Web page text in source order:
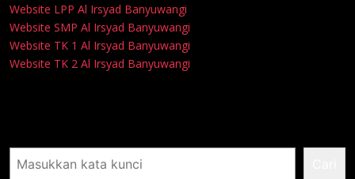
Website LPP Al Irsyad Banyuwangi
Website SMP Al Irsyad Banyuwangi
Website TK 1 Al Irsyad Banyuwangi
Website TK 2 Al Irsyad Banyuwangi